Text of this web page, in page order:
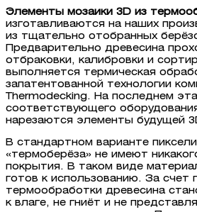
Элементы мозаики 3D из
изготавливаются на наших
из тщательно отобранных
Предварительно древесина
отбраковки, калибровки и
выполняется термическая
запатентованной технологии
Thermodecking. На последнем
соответствующего
нарезаются элементы будущей
В стандартном варианте
«термоберёза» не имеют
покрытия. В таком виде
готов к использованию. За счет
термообработки древесина
к влаге, не гниёт и не